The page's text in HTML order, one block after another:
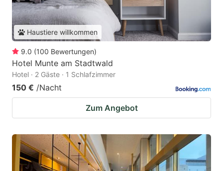
Haustiere willkommen
9.0 (100 Bewertungen)
Hotel Munte am Stadtwald
Hotel · 2 Gäste · 1 Schlafzimmer
150 € /Nacht
Zum Angebot